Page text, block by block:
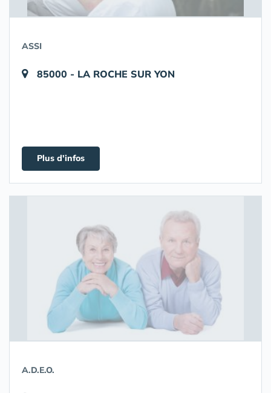
ASSI
85000 - LA ROCHE SUR YON
Plus d'infos
A.D.E.O.